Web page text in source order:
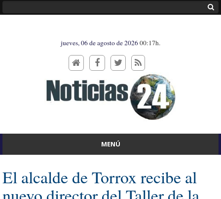
jueves, 06 de agosto de 202600:17h.
MENÚ
El alcalde de Torrox recibe al